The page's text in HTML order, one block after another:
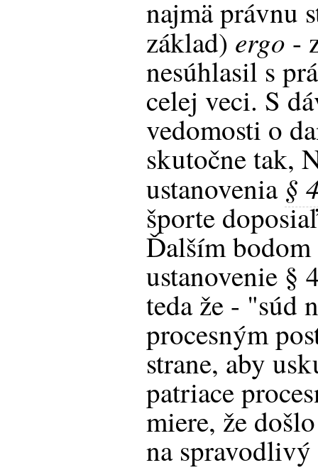
najmä právnu
základ) ergo -
nesúhlasil s
celej veci. S
vedomosti o
skutočne tak,
ustanovenia §
športe
Ďalším
ustanovenie §
teda že - "súd
procesným
strane, aby
patriace
miere, že
na